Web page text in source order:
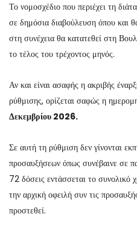
Το νομοσχέδιο που περιέχει τη
σε δημόσια διαβούλευση όπου και
στη συνέχεια θα κατατεθεί στη
το τέλος του τρέχοντος μηνός.
Αν και είναι ασαφής η ακριβής
ρύθμισης, ορίζεται σαφώς η
Δεκεμβρίου 2026.
Σε αυτή τη ρύθμιση δεν γίνονται
προσαυξήσεων όπως συνέβαινε σε
72 δόσεις εντάσσεται το συνολικό
την αρχική οφειλή συν τις
προστεθεί.